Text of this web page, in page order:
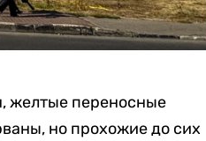
желтые переносные
но прохожие до сих